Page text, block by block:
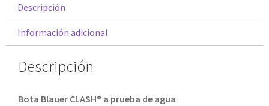
Descripción
Información adicional
Descripción
Bota Blauer CLASH® a prueba de agua